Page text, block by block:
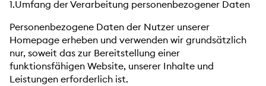
1.Umfang der Verarbeitung personenbezogener Daten
Personenbezogene Daten der Nutzer unserer
Homepage erheben und verwenden wir grundsätzlich
nur, soweit das zur Bereitstellung einer
funktionsfähigen Website, unserer Inhalte und
Leistungen erforderlich ist.